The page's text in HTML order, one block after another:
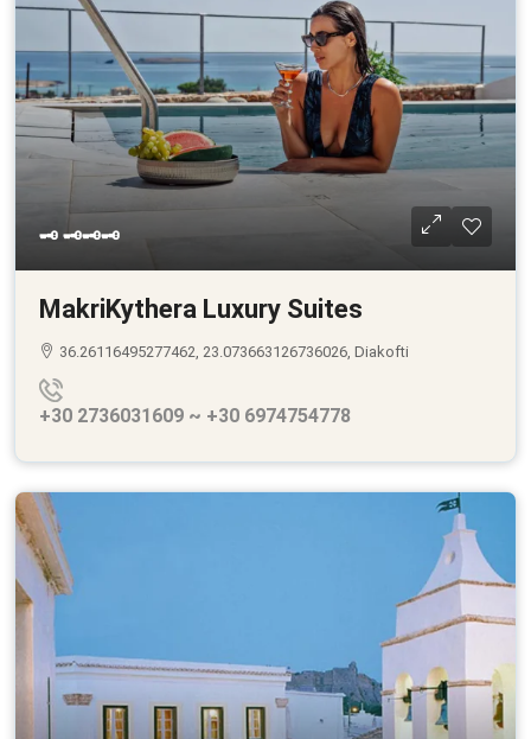
🗝 🗝🗝🗝
MakriKythera Luxury Suites
36.26116495277462, 23.073663126736026, Diakofti
+30 2736031609 ~ +30 6974754778